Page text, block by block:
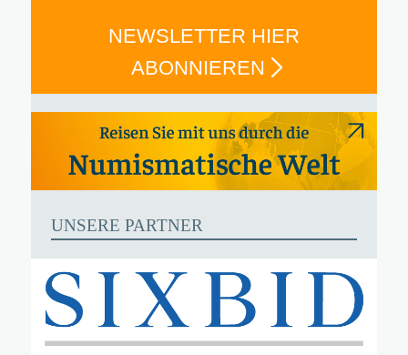
NEWSLETTER HIER
ABONNIEREN
UNSERE PARTNER